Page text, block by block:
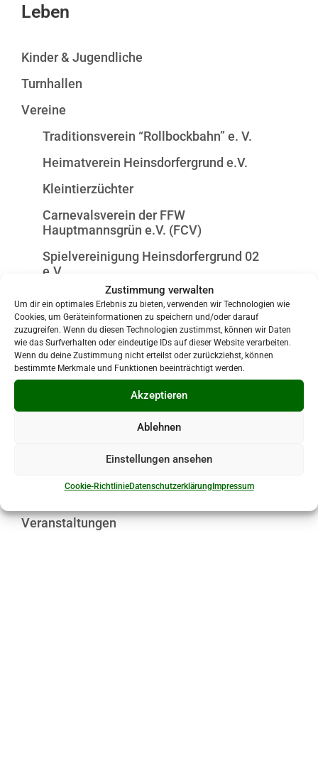
Zustimmung verwalten
Um dir ein optimales Erlebnis zu bieten, verwenden wir Technologien wie
Cookies, um Geräteinformationen zu speichern und/oder darauf
zuzugreifen. Wenn du diesen Technologien zustimmst, können wir Daten
wie das Surfverhalten oder eindeutige IDs auf dieser Website verarbeiten.
Wenn du deine Zustimmung nicht erteilst oder zurückziehst, können
bestimmte Merkmale und Funktionen beeinträchtigt werden.
Akzeptieren
Ablehnen
Einstellungen ansehen
Cookie-RichtlinieDatenschutzerklärungImpressum
Leben
Kinder & Jugendliche
Turnhallen
Vereine
Traditionsverein “Rollbockbahn” e. V.
Heimatverein Heinsdorfergrund e.V.
Kleintierzüchter
Carnevalsverein der FFW
Hauptmannsgrün e.V. (FCV)
Spielvereinigung Heinsdorfergrund 02
e.V.
Hundesportverein
Dorfclub Hauptmannsgrün e.V.
Förderverein der Grundschule
Hauptmannsgrün e.V.
Bürgerstiftung Heinsdorfergrund
Veranstaltungen